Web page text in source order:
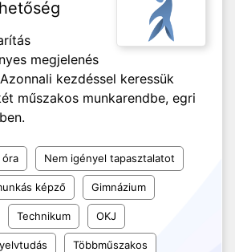
megjelenés
kezdéssel keressük
műszakos munkarendbe, egri
óra Nem igényel tapasztalatot
képző Gimnázium
Technikum OKJ
Többműszakos